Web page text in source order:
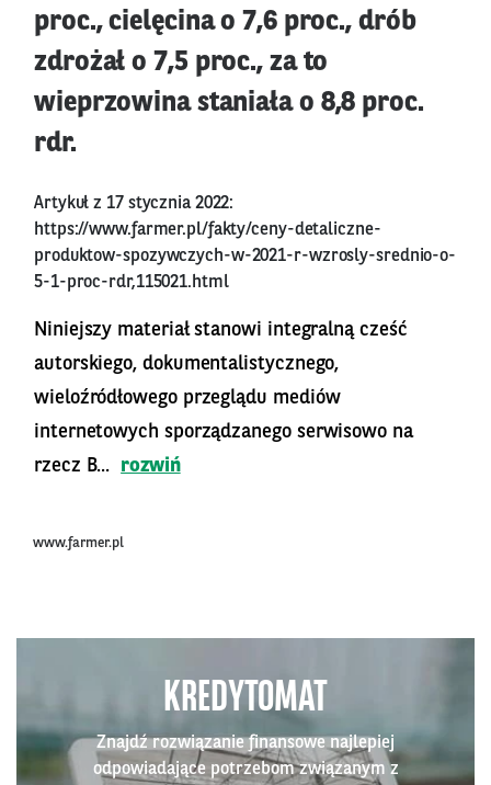
proc., cielęcina o 7,6 proc., drób
zdrożał o 7,5 proc., za to
wieprzowina staniała o 8,8 proc.
rdr.
Artykuł z 17 stycznia 2022:
https://www.farmer.pl/fakty/ceny-detaliczne-
produktow-spozywczych-w-2021-r-wzrosly-srednio-o-
5-1-proc-rdr,115021.html
Niniejszy materiał stanowi integralną cześć
autorskiego, dokumentalistycznego,
wieloźródłowego przeglądu mediów
internetowych sporządzanego serwisowo na
rzecz B...
rozwiń
www.farmer.pl
KREDYTOMAT
Znajdź rozwiązanie finansowe najlepiej
odpowiadające potrzebom związanym z